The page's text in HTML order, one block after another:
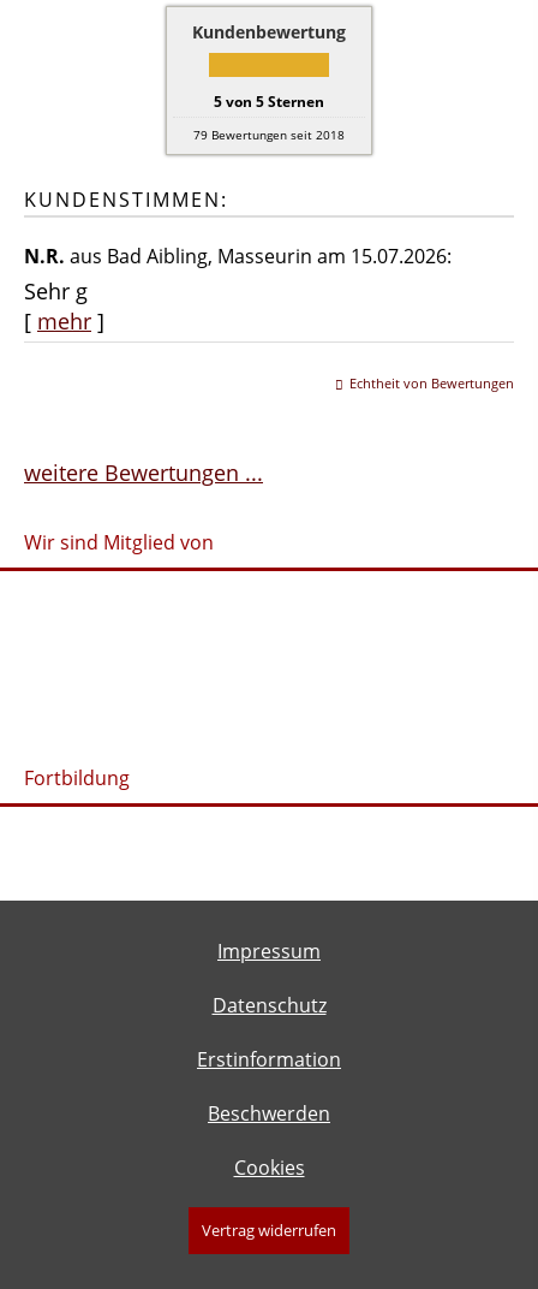
Kundenbewertung
5von 5Sternen
79 Bewertungen seit 2018
KUNDENSTIMMEN:
N.R. aus Bad Aibling, Masseurin am 15.07.2026:
Sehr g
[ mehr ]
Echtheit von Bewertungen
weitere Bewertungen ...
Wir sind Mitglied von
Fortbildung
Impressum
Datenschutz
Erstinformation
Beschwerden
Cookies
Vertrag widerrufen